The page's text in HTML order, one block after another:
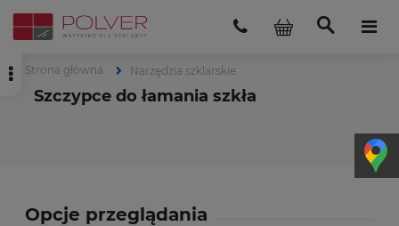
Strona główna Narzędzia szklarskie
Szczypce do łamania szkła
Opcje przeglądania